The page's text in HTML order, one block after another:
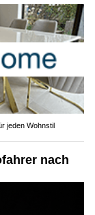
jeden Wohnstil
nach